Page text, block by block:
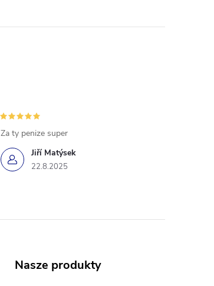
Jiří Matýsek
22.8.2025
Za ty penize super
Nasze produkty